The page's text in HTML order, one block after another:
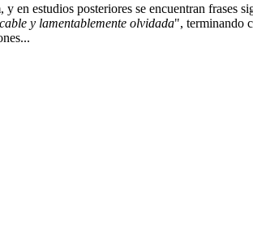
en estudios posteriores se encuentran frases
y lamentablemente olvidada", terminando